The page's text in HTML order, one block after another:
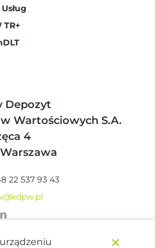
TR+
Depozyt
Wartościowych S.A.
4
22 537 93 43
×